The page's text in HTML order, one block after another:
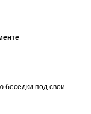
беседки под свои